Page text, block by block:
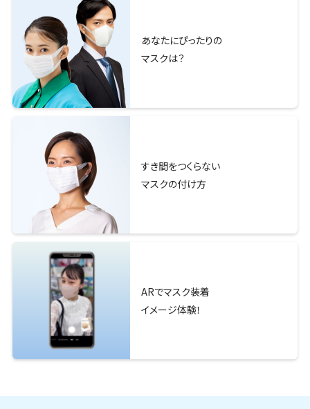
あなたにぴったりの
マスクは？
すき間をつくらない
マスクの付け方
ARでマスク装着
イメージ体験！